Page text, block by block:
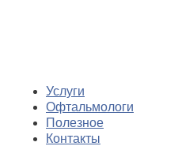
Услуги
Офтальмологи
Полезное
Контакты